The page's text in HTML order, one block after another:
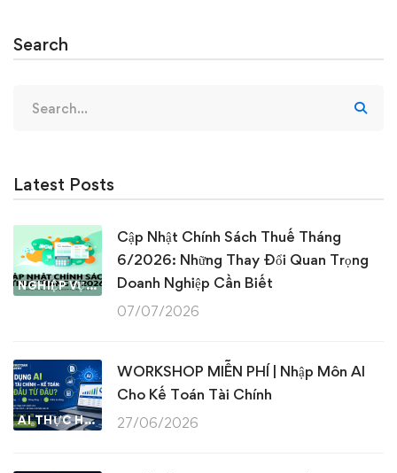
Search
for:
Latest Posts
NGHIỆP VỤ KẾ TOÁN & THUẾ
Cập Nhật Chính Sách Thuế Tháng
6/2026: Những Thay Đổi Quan Trọng
Doanh Nghiệp Cần Biết
07/07/2026
AI THỰC HÀNH
WORKSHOP MIỄN PHÍ | Nhập Môn AI
Cho Kế Toán Tài Chính
27/06/2026